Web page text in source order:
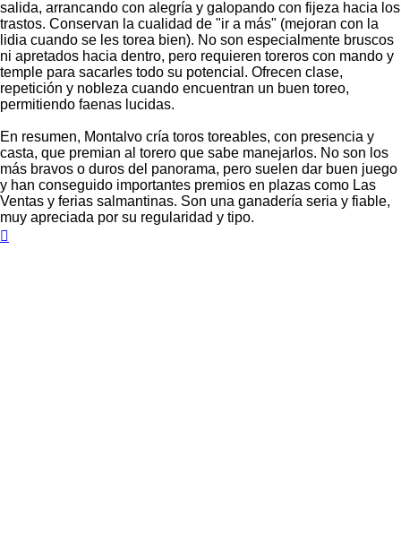
salida, arrancando con alegría y galopando con fijeza hacia los
trastos. Conservan la cualidad de "ir a más" (mejoran con la
lidia cuando se les torea bien). No son especialmente bruscos
ni apretados hacia dentro, pero requieren toreros con mando y
temple para sacarles todo su potencial. Ofrecen clase,
repetición y nobleza cuando encuentran un buen toreo,
permitiendo faenas lucidas.
En resumen, Montalvo cría toros toreables, con presencia y
casta, que premian al torero que sabe manejarlos. No son los
más bravos o duros del panorama, pero suelen dar buen juego
y han conseguido importantes premios en plazas como Las
Ventas y ferias salmantinas. Son una ganadería seria y fiable,
muy apreciada por su regularidad y tipo.